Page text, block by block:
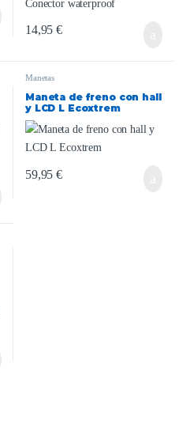
14,95€
Manetas
Maneta de freno con hall
y LCD L Ecoxtrem
59,95€